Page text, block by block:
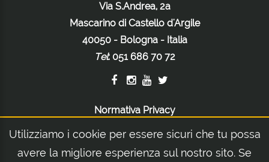
Via S.Andrea, 2a
Mascarino di Castello d'Argile
40050 - Bologna - Italia
Tel: 051 686 70 72
Normativa Privacy
Normativa Cookie
Note Legali
Utilizziamo i cookie per essere sicuri che tu possa
avere la migliore esperienza sul nostro sito. Se